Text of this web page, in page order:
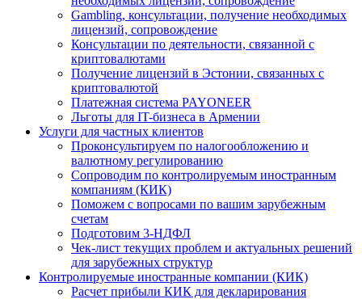
Gambling, консультации, получение необходимых
лицензий, сопровождение
Консультации по деятельности, связанной с
криптовалютами
Получение лицензий в Эстонии, связанных с
криптовалютой
Платежная система PAYONEER
Льготы для IT-бизнеса в Армении
Услуги для частных клиентов
Проконсультируем по налогообложению и
валютному регулированию
Сопроводим по контролируемым иностранным
компаниям (КИК)
Поможем с вопросами по вашим зарубежным
счетам
Подготовим 3-НДФЛ
Чек-лист текущих проблем и актуальных решений
для зарубежных структур
Контролируемые иностранные компании (КИК)
Расчет прибыли КИК для декларирования